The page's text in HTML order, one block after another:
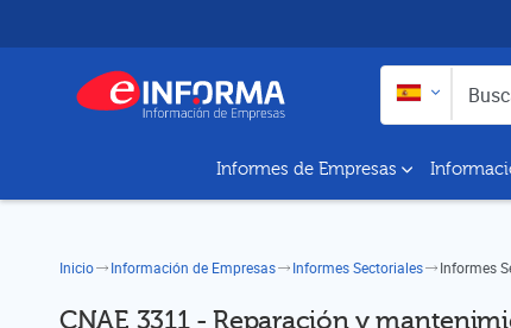
Informes de Empresas
Inicio Información de Empresas Informes Sectoriales Informes
CNAE 3311 - Reparación y